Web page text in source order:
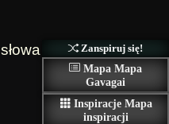
słowa
Zanspiruj się!
Mapa Mapa
Gavagai
Inspiracje Mapa
inspiracji